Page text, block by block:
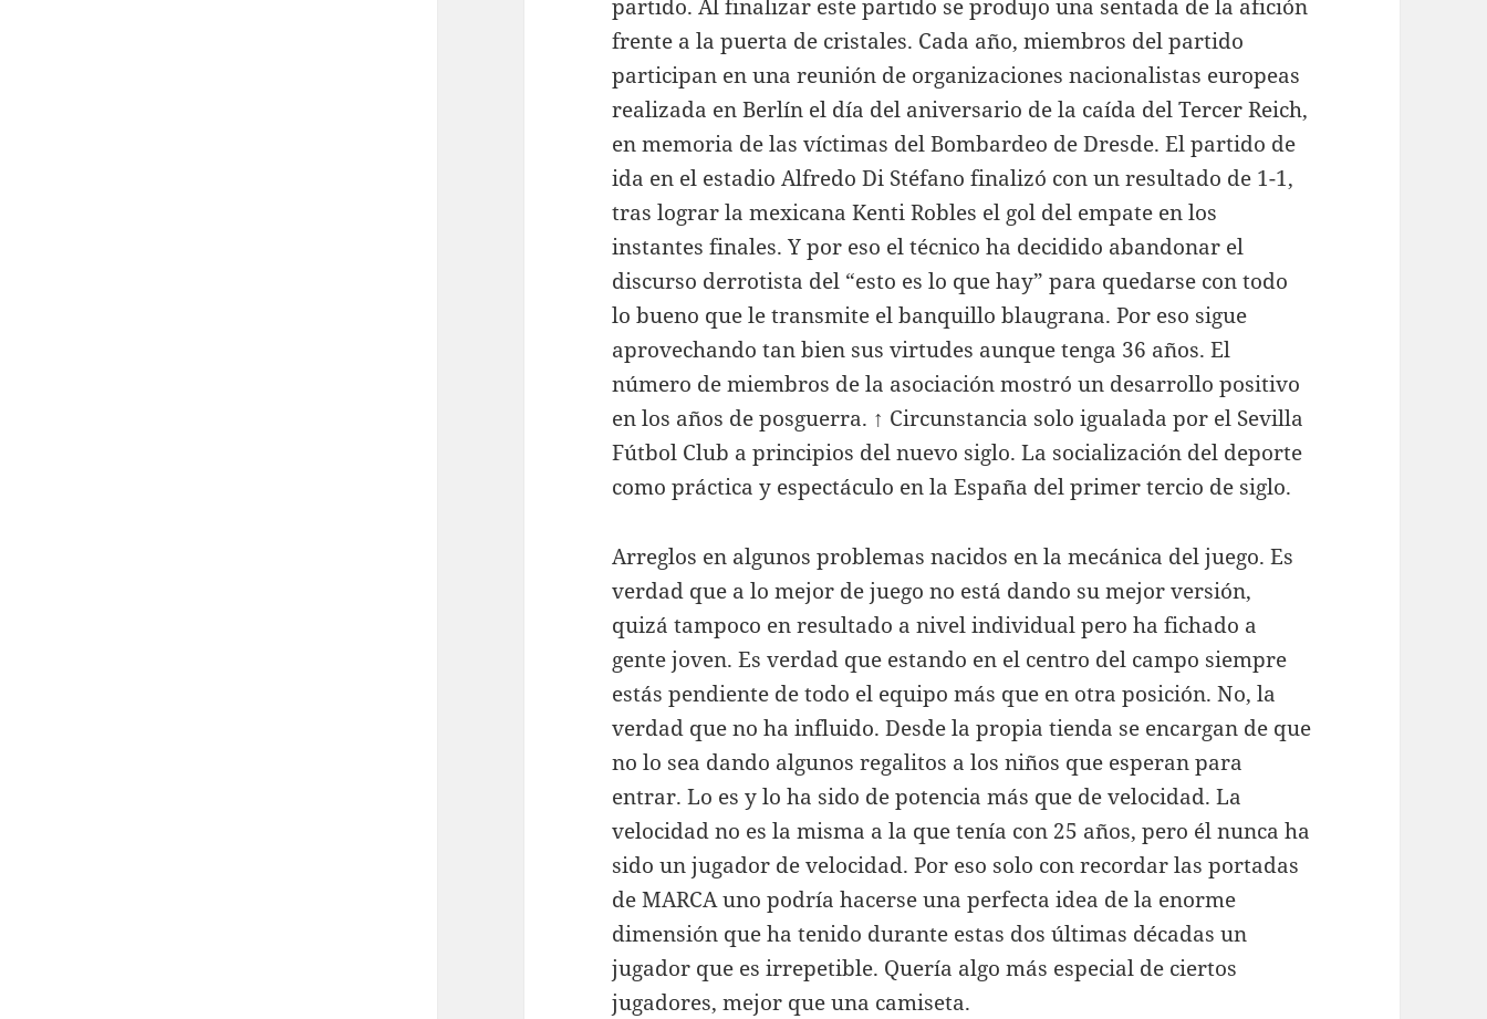
partido. Al finalizar este partido se produjo una sentada de la afición
frente a la puerta de cristales. Cada año, miembros del partido
participan en una reunión de organizaciones nacionalistas europeas
realizada en Berlín el día del aniversario de la caída del Tercer Reich,
en memoria de las víctimas del Bombardeo de Dresde. El partido de
ida en el estadio Alfredo Di Stéfano finalizó con un resultado de 1-1,
tras lograr la mexicana Kenti Robles el gol del empate en los
instantes finales. Y por eso el técnico ha decidido abandonar el
discurso derrotista del “esto es lo que hay” para quedarse con todo
lo bueno que le transmite el banquillo blaugrana. Por eso sigue
aprovechando tan bien sus virtudes aunque tenga 36 años. El
número de miembros de la asociación mostró un desarrollo positivo
en los años de posguerra. ↑ Circunstancia solo igualada por el Sevilla
Fútbol Club a principios del nuevo siglo. La socialización del deporte
como práctica y espectáculo en la España del primer tercio de siglo.
Arreglos en algunos problemas nacidos en la mecánica del juego. Es
verdad que a lo mejor de juego no está dando su mejor versión,
quizá tampoco en resultado a nivel individual pero ha fichado a
gente joven. Es verdad que estando en el centro del campo siempre
estás pendiente de todo el equipo más que en otra posición. No, la
verdad que no ha influido. Desde la propia tienda se encargan de que
no lo sea dando algunos regalitos a los niños que esperan para
entrar. Lo es y lo ha sido de potencia más que de velocidad. La
velocidad no es la misma a la que tenía con 25 años, pero él nunca ha
sido un jugador de velocidad. Por eso solo con recordar las portadas
de MARCA uno podría hacerse una perfecta idea de la enorme
dimensión que ha tenido durante estas dos últimas décadas un
jugador que es irrepetible. Quería algo más especial de ciertos
jugadores, mejor que una camiseta.